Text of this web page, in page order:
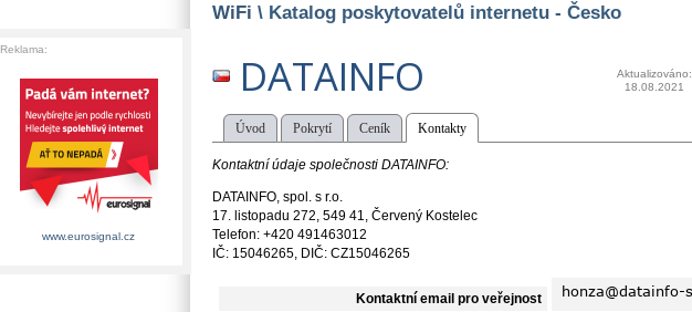
WiFi \ Katalog poskytovatelů internetu - Česko
DATAINFO
Aktualizováno:
18.08.2021
Úvod Pokrytí Ceník Kontakty
Kontaktní údaje společnosti DATAINFO:
DATAINFO, spol. s r.o.
17. listopadu 272, 549 41, Červený Kostelec
Telefon: +420 491463012
IČ: 15046265, DIČ: CZ15046265
Kontaktní email pro veřejnost
Reklama:
www.eurosignal.cz